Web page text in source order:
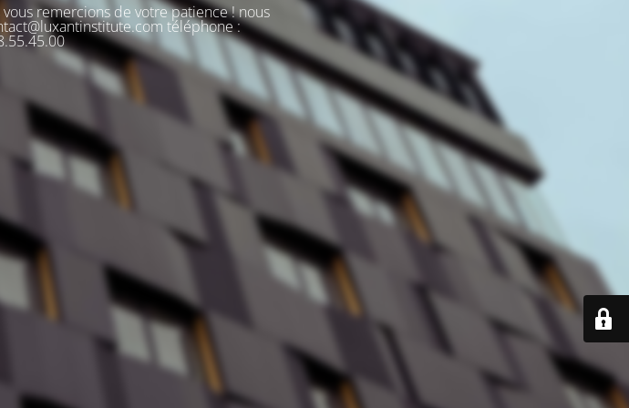
remercions de votre patience ! nous
téléphone :